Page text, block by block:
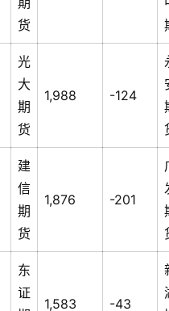
货
光
大
期
货
1,988 -124
建
信
期
货
1,876 -201
东
证
1,583 -43